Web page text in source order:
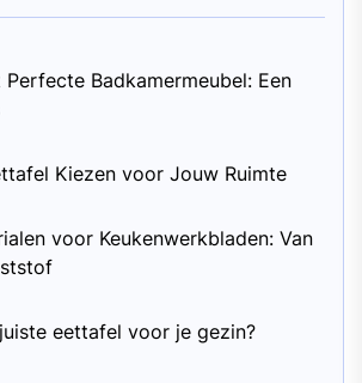
Badkamermeubel: Een
Kiezen voor Jouw Ruimte
voor Keukenwerkbladen: Van
eettafel voor je gezin?